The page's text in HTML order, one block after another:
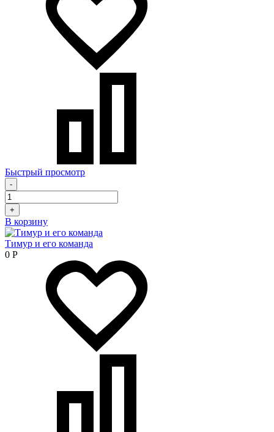
Быстрый просмотр
-
+
В корзину
Тимур и его команда
0 Р